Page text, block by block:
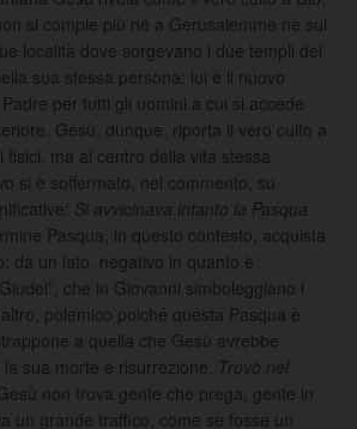
si compie più né a Gerusalemme né sul
località dove sorgevano i due templi del
sua stessa persona: lui è il nuovo
per tutti gli uomini a cui si accede
Gesù, dunque, riporta il vero culto a
fisici, ma al centro della vita stessa
si è soffermato, nel commento, su
Si avvicinava intanto la Pasqua
Pasqua, in questo contesto, acquista
da un lato, negativo in quanto è
che in Giovanni simboleggiano i
polemico poiché questa Pasqua è
a quella che Gesù avrebbe
sua morte e risurrezione. Trovò nel
non trova gente che prega, gente in
un grande traffico, come se fosse un